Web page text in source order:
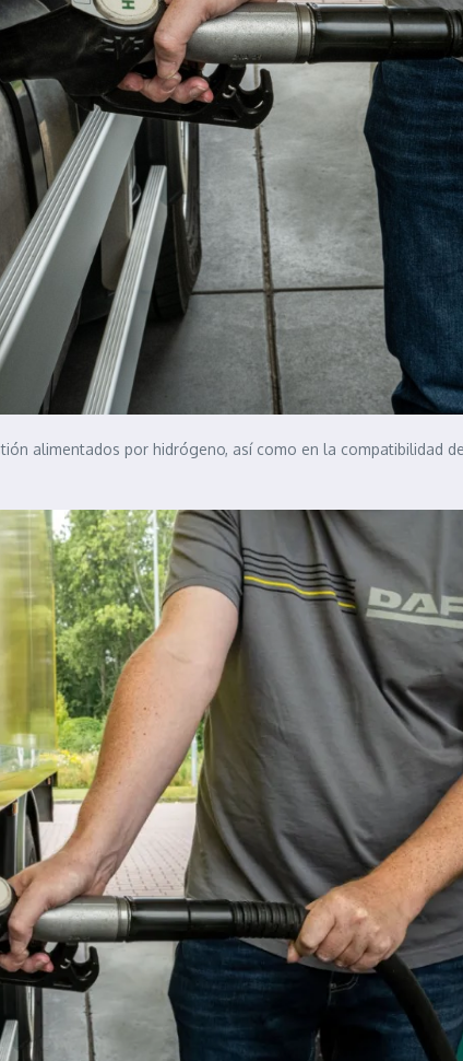
alimentados por hidrógeno, así como en la compatibilidad